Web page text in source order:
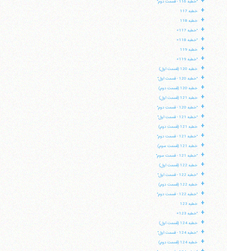
"خطبه 116 - قسمت دوم"
+ خطبه 117
+ خطبه 118
+ "خطبه 117»
+ "خطبه 118»
+ خطبه 119
+ "خطبه 119»
+ خطبه 120 (قسمت اول)
+ "خطبه 120 - قسمت اول"
+ خطبه 120 (قسمت دوم)
+ خطبه 121 (قسمت اول)
+ "خطبه 120 - قسمت دوم"
+ "خطبه 121 - قسمت اول"
+ خطبه 121 (قسمت دوم)
+ "خطبه 121 - قسمت دوم"
+ خطبه 121 (قسمت سوم)
+ "خطبه 121 - قسمت سوم"
+ خطبه 122 (قسمت اول)
+ "خطبه 122 - قسمت اول"
+ خطبه 122 (قسمت دوم)
+ "خطبه 122 - قسمت دوم"
+ خطبه 123
+ "خطبه 123»
+ خطبه 124 (قسمت اول)
+ "خطبه 124 - قسمت اول"
+ خطبه 124 (قسمت دوم)